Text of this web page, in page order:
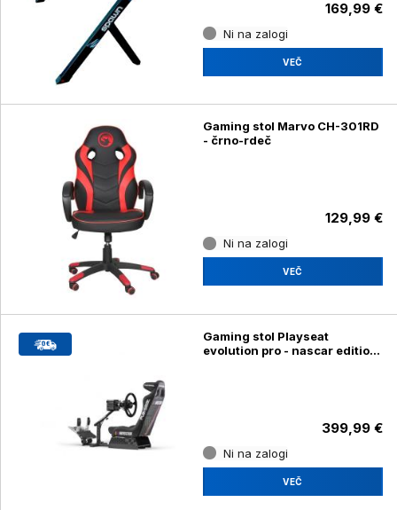
169,99 €
Ni na zalogi
VEČ
Gaming stol Marvo CH-301RD
- črno-rdeč
129,99 €
Ni na zalogi
VEČ
Gaming stol Playseat
evolution pro - nascar edition
399,99 €
Ni na zalogi
VEČ